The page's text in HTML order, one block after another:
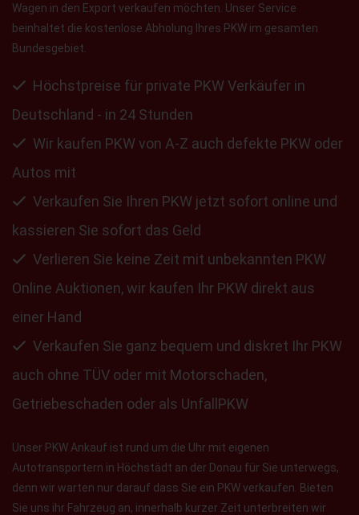
Wagen in den Export verkaufen möchten. Unser Service
beinhaltet die kostenlose Abholung Ihres PKW im gesamten
Bundesgebiet.
Höchstpreise für private PKW Verkäufer in
Deutschland - in 24 Stunden
Wir kaufen PKW von A-Z auch defekte PKW oder
Autos mit
Verkaufen Sie Ihren PKW jetzt sofort online und
kassieren Sie sofort das Geld
Verlieren Sie keine Zeit mit unbekannten PKW
Online Auktionen, wir kaufen Ihr PKW direkt aus
einer Hand
Verkaufen Sie ganz bequem und diskret Ihr PKW
auch ohne TÜV oder mit Motorschaden,
Getriebeschaden oder als UnfallPKW
Unser PKW Ankauf ist rund um die Uhr mit eigenen
Autotransportern in Höchstädt an der Donau für Sie unterwegs,
denn wir warten nur darauf dass Sie ein PKW verkaufen. Bieten
Sie uns ihr Fahrzeug an, innerhalb kurzer Zeit unterbreiten wir